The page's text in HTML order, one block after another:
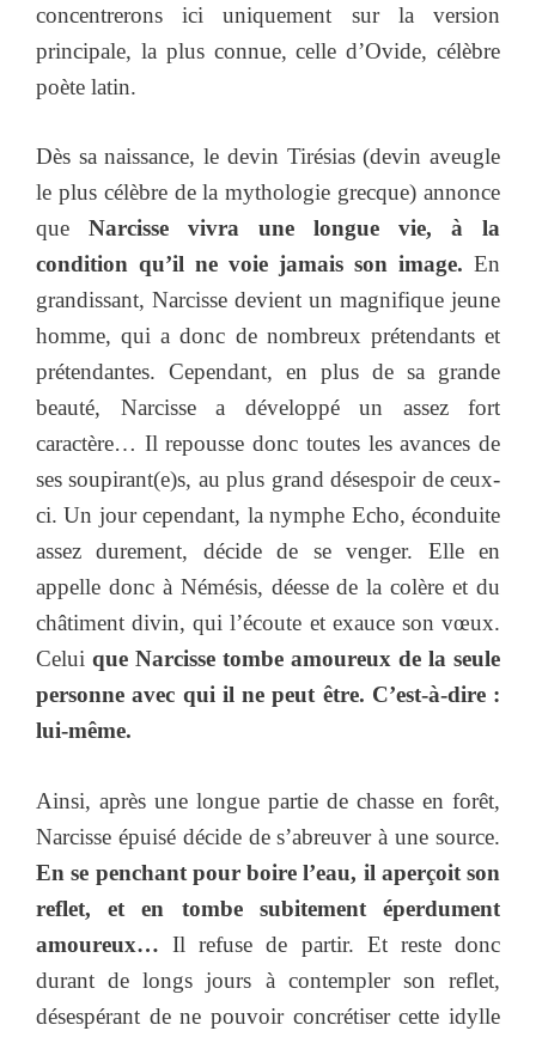
concentrerons ici uniquement sur la version
principale, la plus connue, celle d’Ovide, célèbre
poète latin.
Dès sa naissance, le devin Tirésias (devin aveugle
le plus célèbre de la mythologie grecque) annonce
que Narcisse vivra une longue vie, à la
condition qu’il ne voie jamais son image. En
grandissant, Narcisse devient un magnifique jeune
homme, qui a donc de nombreux prétendants et
prétendantes. Cependant, en plus de sa grande
beauté, Narcisse a développé un assez fort
caractère… Il repousse donc toutes les avances de
ses soupirant(e)s, au plus grand désespoir de ceux-
ci. Un jour cependant, la nymphe Echo, éconduite
assez durement, décide de se venger. Elle en
appelle donc à Némésis, déesse de la colère et du
châtiment divin, qui l’écoute et exauce son vœux.
Celui que Narcisse tombe amoureux de la seule
personne avec qui il ne peut être. C’est-à-dire :
lui-même.
Ainsi, après une longue partie de chasse en forêt,
Narcisse épuisé décide de s’abreuver à une source.
En se penchant pour boire l’eau, il aperçoit son
reflet, et en tombe subitement éperdument
amoureux… Il refuse de partir. Et reste donc
durant de longs jours à contempler son reflet,
désespérant de ne pouvoir concrétiser cette idylle